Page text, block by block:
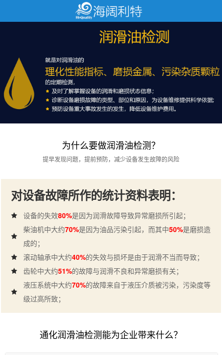
为什么要做润滑油检测？
提早发现问题，提前预防，减少设备发生故障的风险
对设备故障所作的统计资料表明：
设备的失效80%是因为润滑故障导致异常磨损所引起；
柴油机中大约70%是因为油品污染引起，而其中50%是磨损造
成的；
滚动轴承中大约40%的失效与损坏是由于润滑不当而导致；
齿轮中大约51%的故障与润滑不良和异常磨损有关；
液压系统中大约70%的故障来自于液压介质被污染，污染度等
级过高所致；
通化润滑油检测能为企业带来什么？